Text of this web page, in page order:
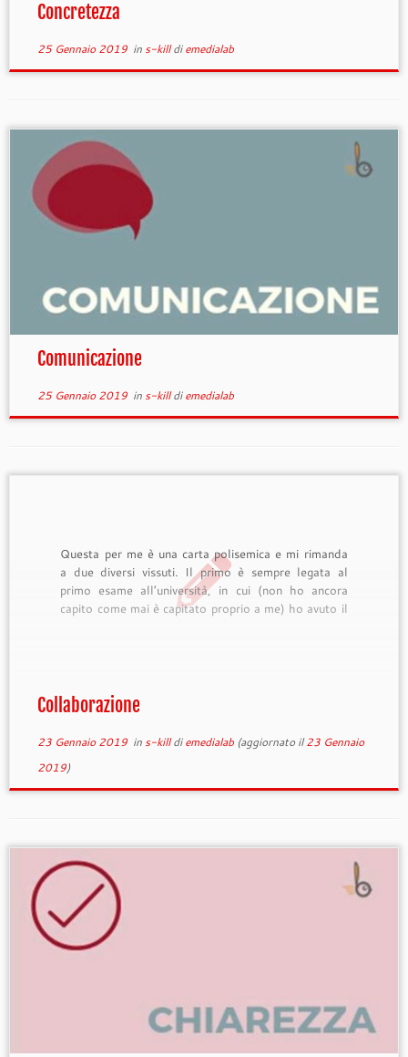
Concretezza
25 Gennaio 2019in s-killdiemedialab
Comunicazione
25 Gennaio 2019in s-killdiemedialab
Questa per me è una carta polisemica e mi rimanda
a due diversi vissuti. Il primo è sempre legata al
primo esame all’università, in cui (non ho ancora
capito come mai è capitato proprio a me) ho avuto il
Collaborazione
23 Gennaio 2019in s-killdiemedialab(aggiornato il23 Gennaio
2019)